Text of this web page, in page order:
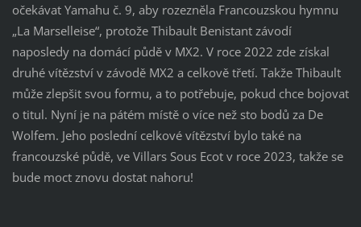
očekávat Yamahu č. 9, aby rozezněla Francouzskou hymnu
„La Marselleise“, protože Thibault Benistant závodí
naposledy na domácí půdě v MX2. V roce 2022 zde získal
druhé vítězství v závodě MX2 a celkově třetí. Takže Thibault
může zlepšit svou formu, a to potřebuje, pokud chce bojovat
o titul. Nyní je na pátém místě o více než sto bodů za De
Wolfem. Jeho poslední celkové vítězství bylo také na
francouzské půdě, ve Villars Sous Ecot v roce 2023, takže se
bude moct znovu dostat nahoru!